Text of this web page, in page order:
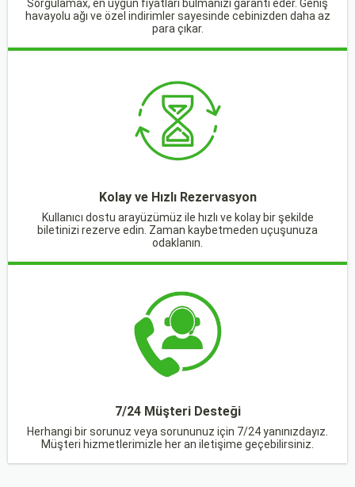
Sorgulamax, en uygun fiyatları bulmanızı garanti eder. Geniş
havayolu ağı ve özel indirimler sayesinde cebinizden daha az
para çıkar.
Kolay ve Hızlı Rezervasyon
Kullanıcı dostu arayüzümüz ile hızlı ve kolay bir şekilde
biletinizi rezerve edin. Zaman kaybetmeden uçuşunuza
odaklanın.
7/24 Müşteri Desteği
Herhangi bir sorunuz veya sorununuz için 7/24 yanınızdayız.
Müşteri hizmetlerimizle her an iletişime geçebilirsiniz.